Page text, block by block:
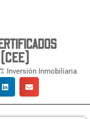
Inversión Inmobiliaria